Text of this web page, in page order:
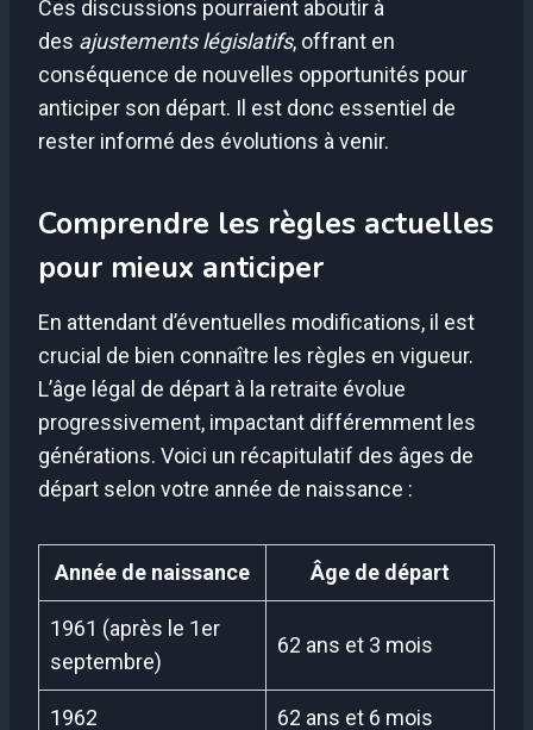
Ces discussions pourraient aboutir à
des ajustements législatifs, offrant en
conséquence de nouvelles opportunités pour
anticiper son départ. Il est donc essentiel de
rester informé des évolutions à venir.
Comprendre les règles actuelles
pour mieux anticiper
En attendant d’éventuelles modifications, il est
crucial de bien connaître les règles en vigueur.
L’âge légal de départ à la retraite évolue
progressivement, impactant différemment les
générations. Voici un récapitulatif des âges de
départ selon votre année de naissance :
Année de naissance Âge de départ
1961 (après le 1er
septembre)
62 ans et 3 mois
1962 62 ans et 6 mois